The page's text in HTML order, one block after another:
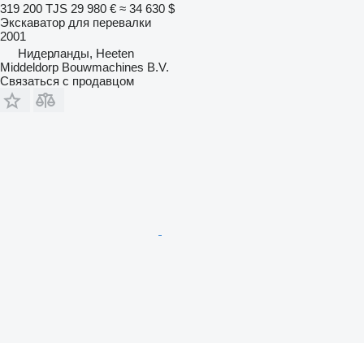
319 200 TJS 29 980 € ≈ 34 630 $
Экскаватор для перевалки
2001
Нидерланды, Heeten
Middeldorp Bouwmachines B.V.
Связаться с продавцом